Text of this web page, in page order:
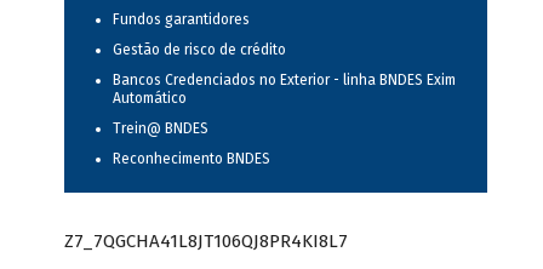
Fundos garantidores
Gestão de risco de crédito
Bancos Credenciados no Exterior - linha BNDES Exim
Automático
Trein@ BNDES
Reconhecimento BNDES
Z7_7QGCHA41L8JT106QJ8PR4KI8L7